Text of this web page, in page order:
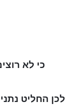
כי לא
לכן החליט